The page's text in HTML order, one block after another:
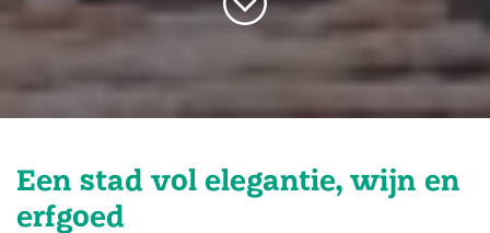
Een stad vol elegantie, wijn en
erfgoed